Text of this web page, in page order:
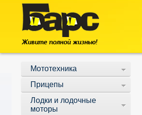
Мототехника
Прицепы
Лодки и лодочные
моторы